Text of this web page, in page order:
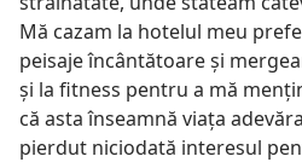
Mă cazam la hotelul meu
peisaje încântătoare şi
şi la fitness pentru a mă
că asta înseamnă viaţa
pierdut niciodată interesul